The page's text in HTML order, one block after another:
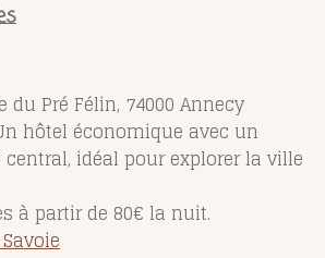
du Pré Félin, 74000 Annecy
hôtel économique avec un
idéal pour explorer la ville
à partir de 80€ la nuit.